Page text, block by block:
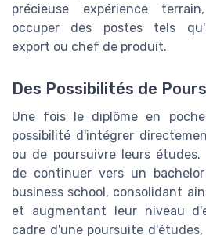
précieuse expérience
occuper des postes tels
export ou chef de produit.
Des Possibilités de
Une fois le diplôme en
possibilité d'intégrer
ou de poursuivre leurs études.
de continuer vers un
business school, consolidant
et augmentant leur niveau
cadre d'une poursuite